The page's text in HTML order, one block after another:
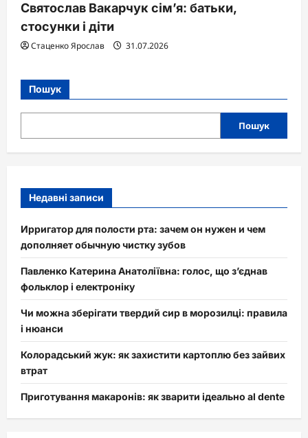
Святослав Вакарчук сім’я: батьки,
стосунки і діти
Стаценко Ярослав 31.07.2026
Пошук
Пошук
Недавні записи
Ирригатор для полости рта: зачем он нужен и чем
дополняет обычную чистку зубов
Павленко Катерина Анатоліївна: голос, що з’єднав
фольклор і електроніку
Чи можна зберігати твердий сир в морозилці: правила
і нюанси
Колорадський жук: як захистити картоплю без зайвих
втрат
Приготування макаронів: як зварити ідеально al dente